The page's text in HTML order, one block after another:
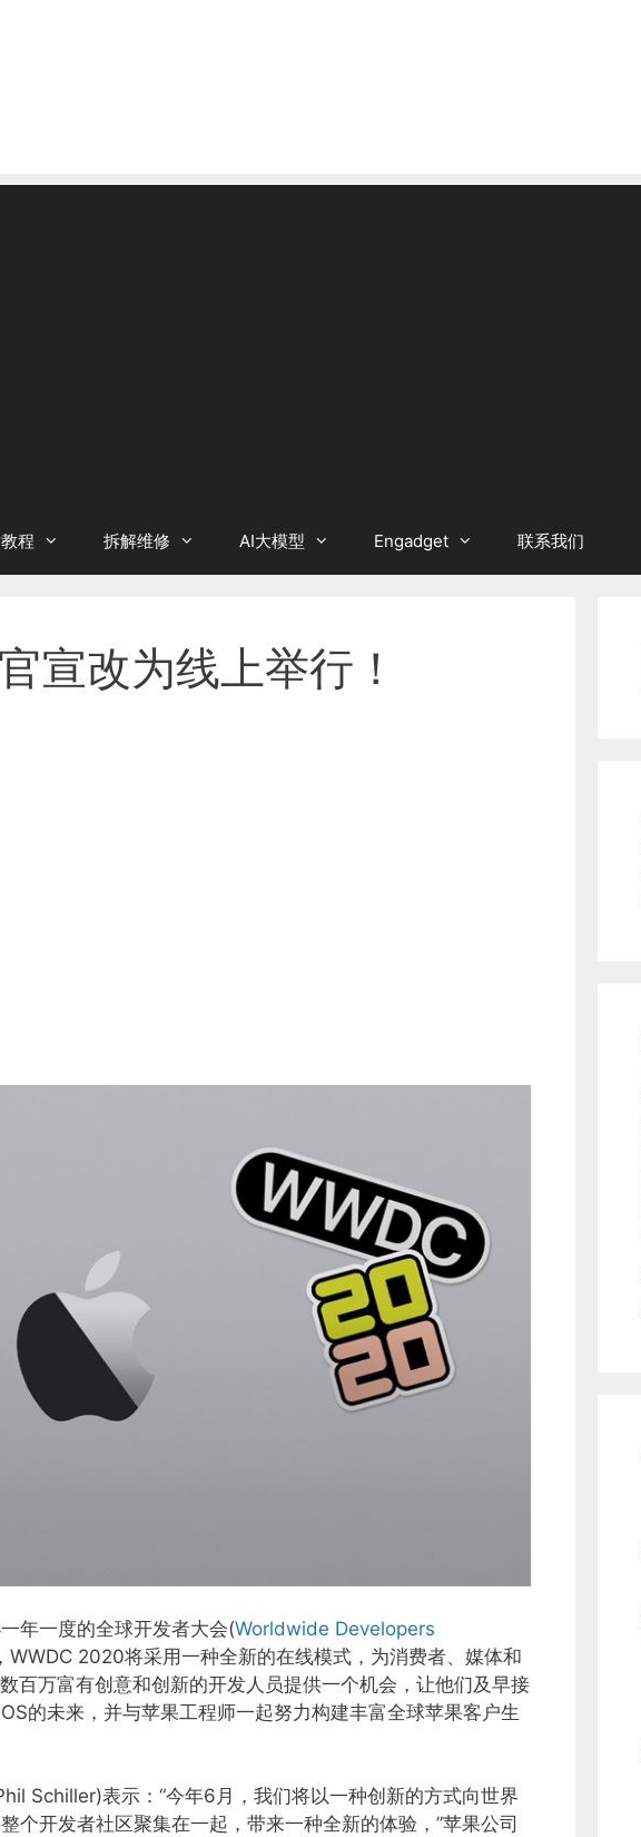
程 拆解维修 AI大模型 Engadget 联系我们
宣改为线上举行！
年一度的全球开发者大会(Worldwide Developers
，WWDC 2020将采用一种全新的在线模式，为消费者、媒体和
百万富有创意和创新的开发人员提供一个机会，让他们及早接
的未来，并与苹果工程师一起努力构建丰富全球苹果客户生
Schiller)表示：“今年6月，我们将以一种创新的方式向世界
个开发者社区聚集在一起，带来一种全新的体验，”苹果公司